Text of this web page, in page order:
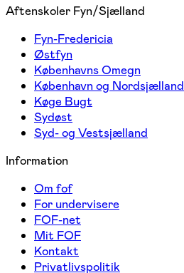
Aftenskoler Fyn/Sjælland
Fyn-Fredericia
Østfyn
Københavns Omegn
København og Nordsjælland
Køge Bugt
Sydøst
Syd- og Vestsjælland
Information
Om fof
For undervisere
FOF-net
Mit FOF
Kontakt
Privatlivspolitik